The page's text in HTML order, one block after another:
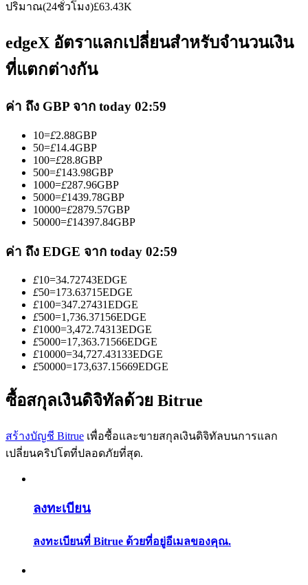
เป็นเทรดเดอร์คัดลอก
เพลิดเพลินกับการแบ่งปันผลกำไรและค่าคอมมิชชั่นการคัด
ลอกการซื้อขาย
ข้อมูล
การวิเคราะห์ข้อมูลขนาดใหญ่ รวมถึงข้อมูลการค้า ฯลฯ
คู่มือเริ่มต้นฟิวเจอร์ส
ปริมาณ(24ชั่วโมง)£63.43K
edgeX อัตราแลกเปลี่ยนสำหรับจำนวนเงิน
ที่แตกต่างกัน
ค่า ถึง GBP จาก today 02:59
10=£2.88GBP
50=£14.4GBP
100=£28.8GBP
500=£143.98GBP
1000=£287.96GBP
5000=£1439.78GBP
10000=£2879.57GBP
50000=£14397.84GBP
ค่า ถึง EDGE จาก today 02:59
£10=34.72743EDGE
£50=173.63715EDGE
£100=347.27431EDGE
£500=1,736.37156EDGE
£1000=3,472.74313EDGE
£5000=17,363.71566EDGE
£10000=34,727.43133EDGE
£50000=173,637.15669EDGE
ซื้อสกุลเงินดิจิทัลด้วย Bitrue
สร้างบัญชี Bitrue เพื่อซื้อและขายสกุลเงินดิจิทัลบนการแลก
เปลี่ยนคริปโตที่ปลอดภัยที่สุด.
ลงทะเบียน
ลงทะเบียนที่ Bitrue ด้วยที่อยู่อีเมลของคุณ.